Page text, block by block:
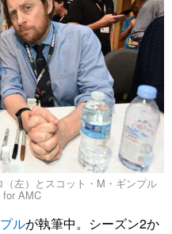
左）とスコット・M・ギンプル
for AMC
ルが執筆中。シーズン2か